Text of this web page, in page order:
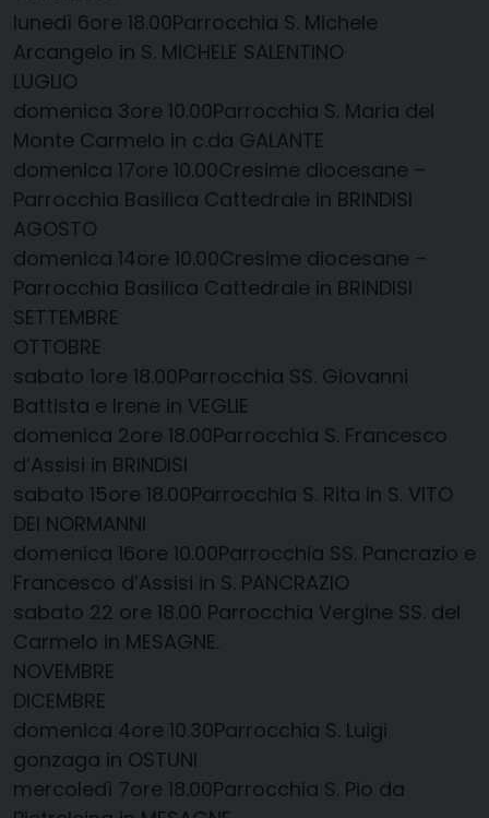
lunedì 6​ore 18.00​Parrocchia S. Michele
Arcangelo in S. MICHELE SALENTINO
LUGLIO
domenica 3​ore 10.00​Parrocchia S. Maria del
Monte Carmelo in c.da GALANTE
domenica 17​ore 10.00​Cresime diocesane –
Parrocchia Basilica Cattedrale in BRINDISI
AGOSTO
domenica 14​ore 10.00​Cresime diocesane –
Parrocchia Basilica Cattedrale in BRINDISI
SETTEMBRE
OTTOBRE
sabato 1​ore 18.00​Parrocchia SS. Giovanni
Battista e Irene in VEGLIE
domenica 2​ore 18.00​Parrocchia S. Francesco
d’Assisi in BRINDISI
sabato 15​ore 18.00​Parrocchia S. Rita in S. VITO
DEI NORMANNI
domenica 16​ore 10.00​Parrocchia SS. Pancrazio e
Francesco d’Assisi in S. PANCRAZIO
sabato 22 ore 18.00 Parrocchia Vergine SS. del
Carmelo in MESAGNE.
NOVEMBRE
DICEMBRE
domenica 4​ore 10.30​Parrocchia S. Luigi
gonzaga in OSTUNI
mercoledì 7​ore 18.00​Parrocchia S. Pio da